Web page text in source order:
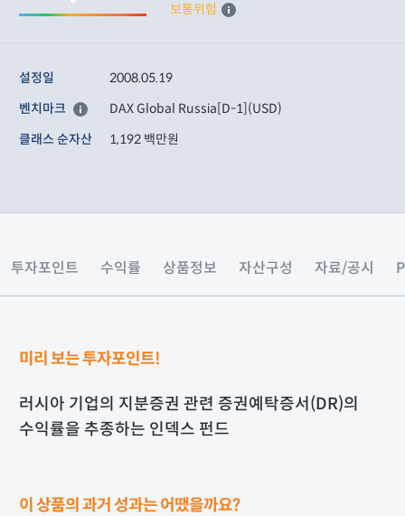
보통위험
설정일
2008.05.19
벤치마크
DAX Global Russia[D-1](USD)
클래스 순자산
1,192 백만원
투자포인트 수익률 상품정보 자산구성 자료/공시
미리 보는 투자포인트!
러시아 기업의 지분증권 관련 증권예탁증서(DR)의
수익률을 추종하는 인덱스 펀드
이 상품의 과거 성과는 어땠을까요?